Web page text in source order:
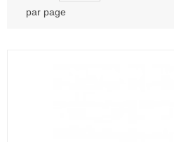
par page